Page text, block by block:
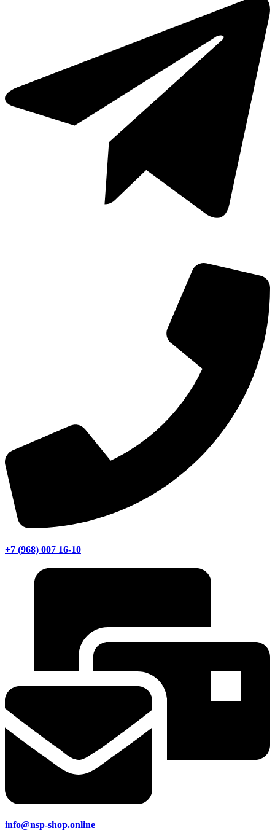
+7 (968) 007 16-10
info@nsp-shop.online